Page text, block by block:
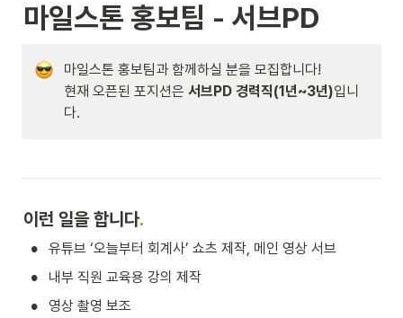
마일스톤 홍보팀 - 서브PD
마일스톤 홍보팀과 함께하실 분을 모집합니다!
현재 오픈된 포지션은 서브PD 경력직(1년~3년)입니
다.
이런 일을 합니다.
• 유튜브 ‘오늘부터 회계사’ 쇼츠 제작, 메인 영상 서브
• 내부 직원 교육용 강의 제작
• 영상 촬영 보조